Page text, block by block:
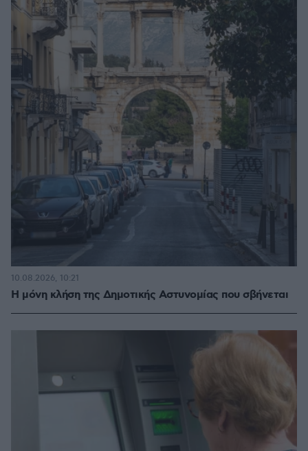
Η μόνη κλήση της Δημοτικής Αστυνομίας που σβήνεται
10.08.2026, 10:21